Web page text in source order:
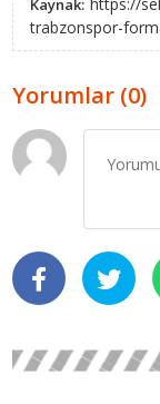
Kaynak:
trabzonspor-
Yorumlar (0)